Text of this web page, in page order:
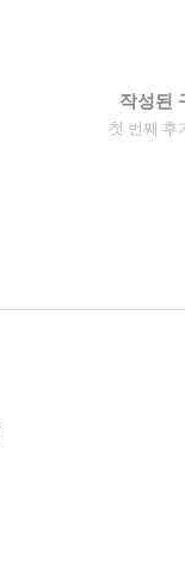
작성된
첫 번째 후